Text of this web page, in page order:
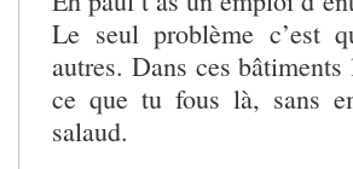
Le seul problème c’est
autres. Dans ces
ce que tu fous là, sans
salaud.